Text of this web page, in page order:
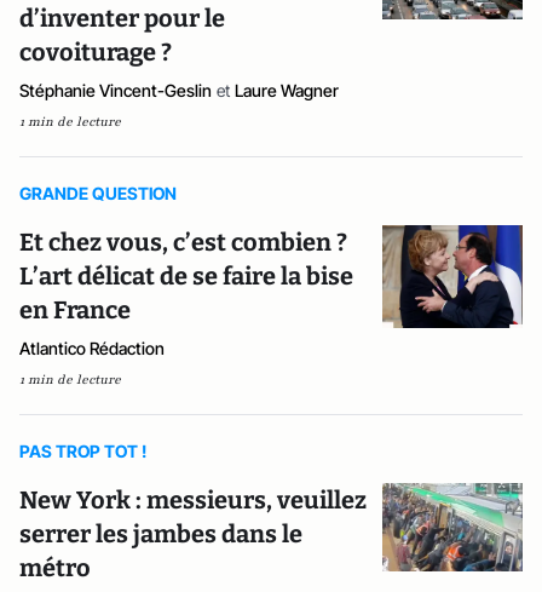
d’inventer pour le
covoiturage ?
Stéphanie Vincent-Geslin et Laure Wagner
1 min de lecture
GRANDE QUESTION
Et chez vous, c’est combien ?
L’art délicat de se faire la bise
en France
Atlantico Rédaction
1 min de lecture
PAS TROP TOT !
New York : messieurs, veuillez
serrer les jambes dans le
métro